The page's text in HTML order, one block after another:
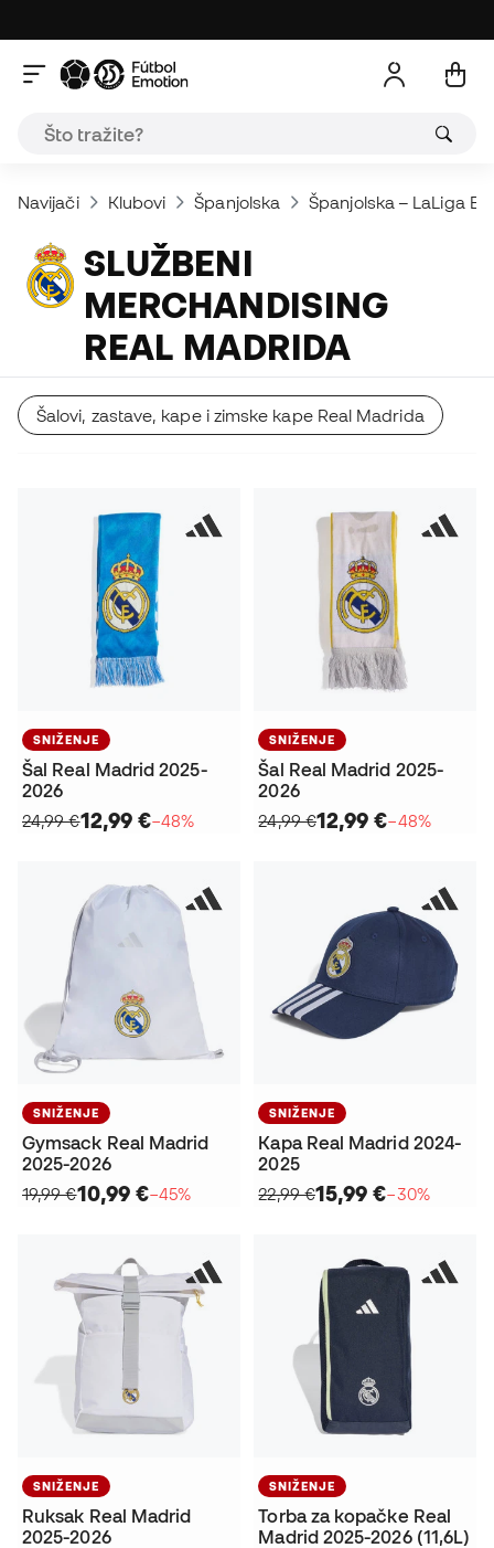
Navijači Klubovi Španjolska Španjolska – LaLiga
SLUŽBENI
MERCHANDISING
REAL MADRIDA
Šalovi, zastave, kape i zimske kape Real Madrida
SNIŽENJE
Šal Real Madrid 2025-
2026
24,99 €12,99 €−48%
SNIŽENJE
Šal Real Madrid 2025-
2026
24,99 €12,99 €−48%
SNIŽENJE
Gymsack Real Madrid
2025-2026
19,99 €10,99 €−45%
SNIŽENJE
Kapa Real Madrid 2024-
2025
22,99 €15,99 €−30%
SNIŽENJE
Ruksak Real Madrid
2025-2026
SNIŽENJE
Torba za kopačke Real
Madrid 2025-2026 (11,6L)